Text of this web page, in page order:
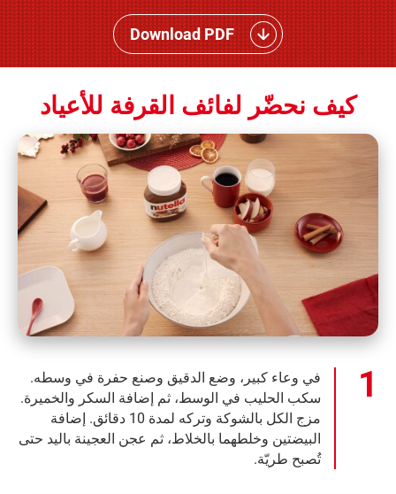
Download PDF
كيف نحضّر لفائف القرفة للأعياد
في وعاء كبير، وضع الدقيق وصنع حفرة في وسطه.
سكب الحليب في الوسط، ثم إضافة السكر والخميرة.
مزج الكل بالشوكة وتركه لمدة 10 دقائق. إضافة
البيضتين وخلطهما بالخلاط، ثم عجن العجينة باليد حتى
تُصبح طريّة.